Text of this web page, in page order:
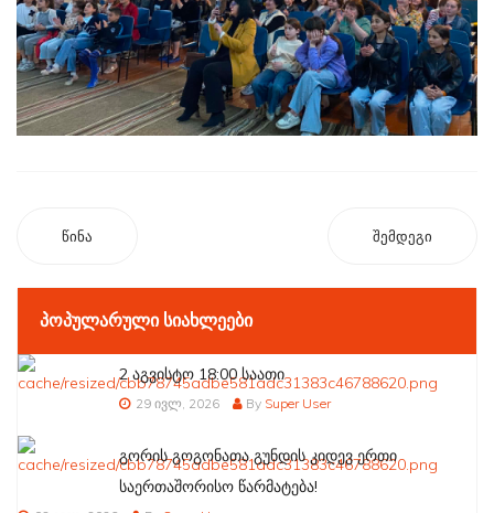
წინა შემდეგი
ᲞᲝᲞᲣᲚᲐᲠᲣᲚᲘ ᲡᲘᲐᲮᲚᲔᲔᲑᲘ
2 აგვისტო 18:00 საათი
29 ივლ, 2026 By Super User
გორის გოგონათა გუნდის კიდევ ერთი
საერთაშორისო წარმატება!